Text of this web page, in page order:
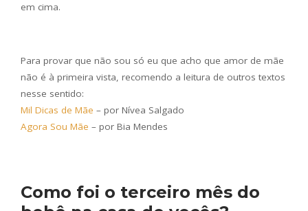
em cima.
Para provar que não sou só eu que acho que amor de mãe
não é à primeira vista, recomendo a leitura de outros textos
nesse sentido:
Mil Dicas de Mãe – por Nívea Salgado
Agora Sou Mãe – por Bia Mendes
Como foi o terceiro mês do